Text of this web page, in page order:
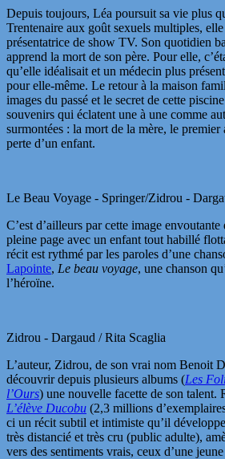
Depuis toujours, Léa poursuit sa vie plus
Trentenaire aux goût sexuels multiples,
présentatrice de show TV. Son quotidien
apprend la mort de son père. Pour elle,
qu’elle idéalisait et un médecin plus
pour elle-même. Le retour à la maison
images du passé et le secret de cette
souvenirs qui éclatent une à une comme
surmontées : la mort de la mère, le
perte d’un enfant.
Le Beau Voyage - Springer/Zidrou -
C’est d’ailleurs par cette image
pleine page avec un enfant tout habillé
récit est rythmé par les paroles d’une
Lapointe, Le beau voyage, une chanson
l’héroïne.
Zidrou - Dargaud / Rita Scaglia
L’auteur, Zidrou, de son vrai nom Benoit
découvrir depuis plusieurs albums (Les
l’Ours) une nouvelle facette de son talent.
L’élève Ducobu (2,3 millions
ci un récit subtil et intimiste qu’il
très distancié et très cru (public adulte),
vers des sentiments vrais, ceux d’une